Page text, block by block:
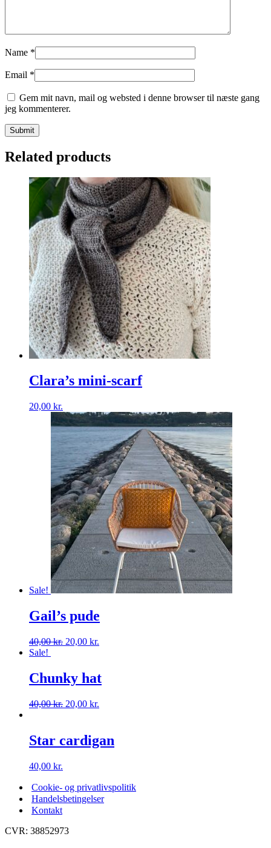
Name *
Email *
Gem mit navn, mail og websted i denne browser til næste gang
jeg kommenterer.
Related products
Clara’s mini-scarf
20,00 kr.
Sale!
Gail’s pude
40,00kr. 20,00 kr.
Sale!
Chunky hat
40,00kr. 20,00 kr.
Star cardigan
40,00 kr.
Cookie- og privatlivspolitik
Handelsbetingelser
Kontakt
CVR: 38852973